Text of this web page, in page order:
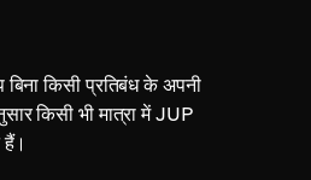
किसी प्रतिबंध के अपनी
किसी भी मात्रा में JUP